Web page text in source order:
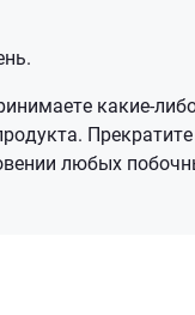
какие-
Прекратите
любых